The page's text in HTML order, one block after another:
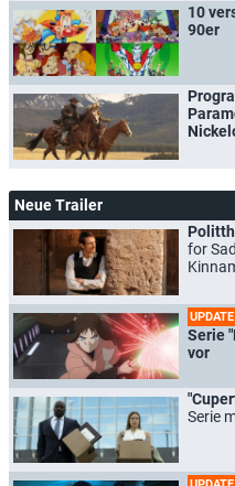
10
90er
Neue Trailer
for
UPDATE
Serie
vor
Serie